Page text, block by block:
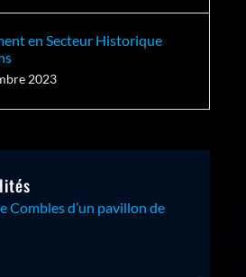
en Secteur Historique
2023
Combles d’un pavillon de